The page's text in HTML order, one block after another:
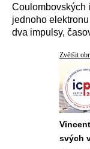
Coulombovských
jednoho
dva impulsy,
Zvětšit
svých